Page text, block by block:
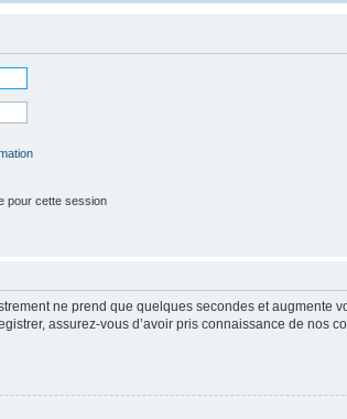
pour cette session
ne prend que quelques secondes et
assurez-vous d’avoir pris connaissance de nos